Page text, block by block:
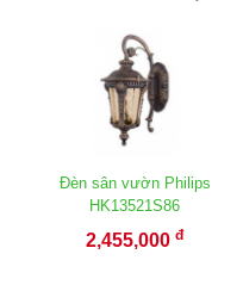
Đèn sân vườn Philips
HK13521S86
2,455,000đ